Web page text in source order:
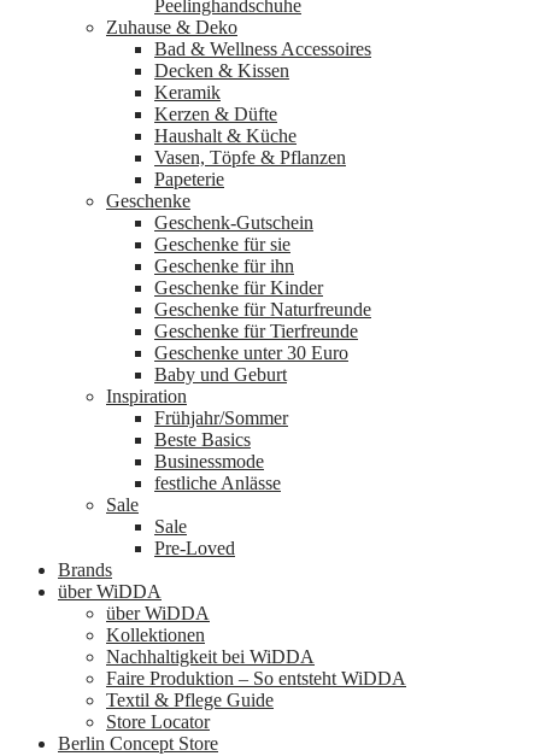
Peelinghandschuhe
Zuhause & Deko
Bad & Wellness Accessoires
Decken & Kissen
Keramik
Kerzen & Düfte
Haushalt & Küche
Vasen, Töpfe & Pflanzen
Papeterie
Geschenke
Geschenk-Gutschein
Geschenke für sie
Geschenke für ihn
Geschenke für Kinder
Geschenke für Naturfreunde
Geschenke für Tierfreunde
Geschenke unter 30 Euro
Baby und Geburt
Inspiration
Frühjahr/Sommer
Beste Basics
Businessmode
festliche Anlässe
Sale
Sale
Pre-Loved
Brands
über WiDDA
über WiDDA
Kollektionen
Nachhaltigkeit bei WiDDA
Faire Produktion – So entsteht WiDDA
Textil & Pflege Guide
Store Locator
Berlin Concept Store